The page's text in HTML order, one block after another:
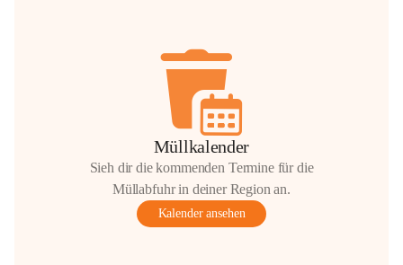
Müllkalender
Sieh dir die kommenden Termine für die
Müllabfuhr in deiner Region an.
Kalender ansehen